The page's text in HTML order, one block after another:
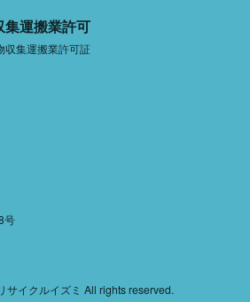
集運搬業許可
収集運搬業許可証
号
サイクルイズミ All rights reserved.